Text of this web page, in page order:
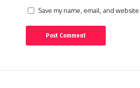
Save my name, email, and